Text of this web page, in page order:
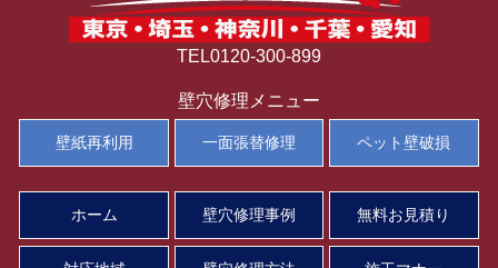
TEL0120-300-899
壁穴修理メニュー
壁紙再利用 一面張替修理 ペット壁破損
ホーム 壁穴修理事例 無料お見積り